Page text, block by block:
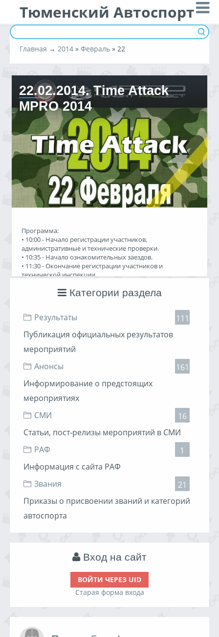
Тюменский Автоспорт
Категории раздела
Результаты
111
Публикация официальных результатов
мероприятий
Анонсы
161
Информирование о предстоящих
мероприятиях
СМИ
16
Статьи, пост-релизы мероприятий в СМИ
РАФ
1
Информация с сайта РАФ
Звания
21
Приказы о присвоении званий и категорий
автоспорта
Вход на сайт
ВОЙТИ ЧЕРЕЗ UID
Старая форма входа
Главная → 2014 » Февраль » 22
22.02.2014. Time Attack
MPRO 2014
Программа:
• 10:00 - Начало регистрации участников,
административные и технические проверки.
• 10:35 - Начало ознакомительных заездов.
• 11:30 - Окончание регистрации участников и
технической инспекции.
• 12:45 - Публикация стартовой ведомости.
• 13:00 - Старт 1-го экипажа.
• 15:30 - Публикация итоговых результатов, награждение
Мероприятие проходит при участии Команды MPRO
Группа в контакте